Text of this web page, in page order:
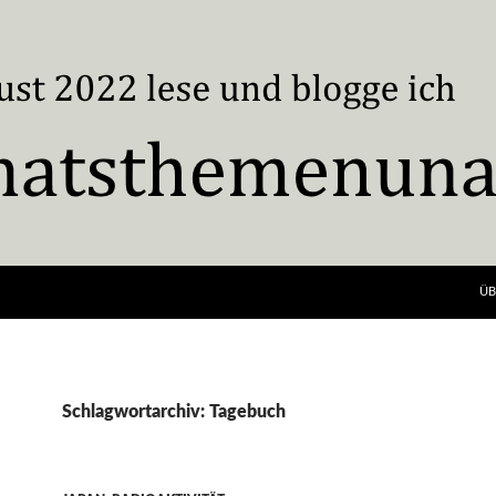
Schlagwortarchiv: Tagebuch